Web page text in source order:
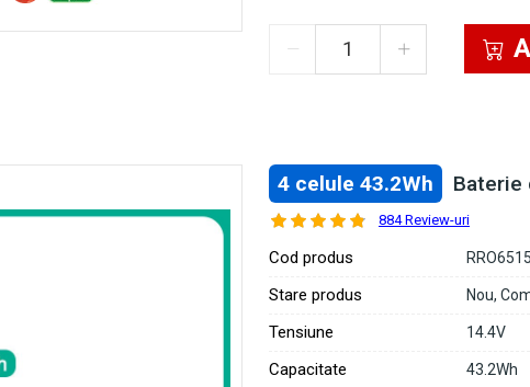
4 celule 43.2Wh Baterie
884 Review-uri
Cod produs RRO6515
Stare produs Nou,
Tensiune 14.4V
Capacitate 43.2Wh